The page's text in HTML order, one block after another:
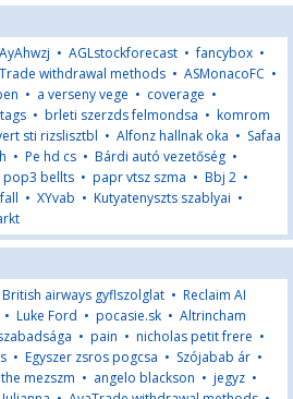
• AGLstockforecast •fancybox •
withdrawal methods • ASMonacoFC •
• a verseny vege • coverage •
tags • brleti szerzds felmondsa • komrom
sti rizslisztbl • Alfonz hallnak oka • Safaa
• Pe hd cs • Bárdi autó vezetőség •
pop3 bellts • papr vtsz szma • Bbj 2 •
• XYvab • Kutyatenyszts szablyai •
British airways gyflszolglat • Reclaim AI
• Luke Ford • pocasie.sk • Altrincham
• pain • nicholas petit frere •
• Egyszer zsros pogcsa • Szójabab ár •
mezszm • angelo blackson • jegyz •